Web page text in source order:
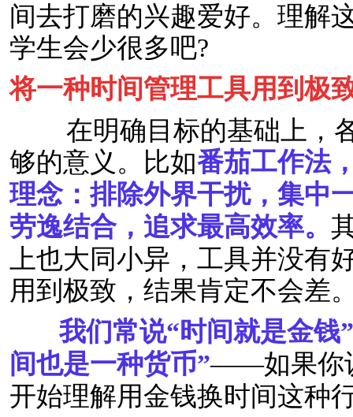
间去打磨的兴趣爱好。理解
学生会少很多吧?
将一种时间管理工具用到极
在明确目标的基础上，各
够的意义。比如番茄工作法
理念：排除外界干扰，集中
劳逸结合，追求最高效率。
上也大同小异，工具并没有
用到极致，结果肯定不会差
我们常说“时间就是金钱”
间也是一种货币”——如果你
开始理解用金钱换时间这种